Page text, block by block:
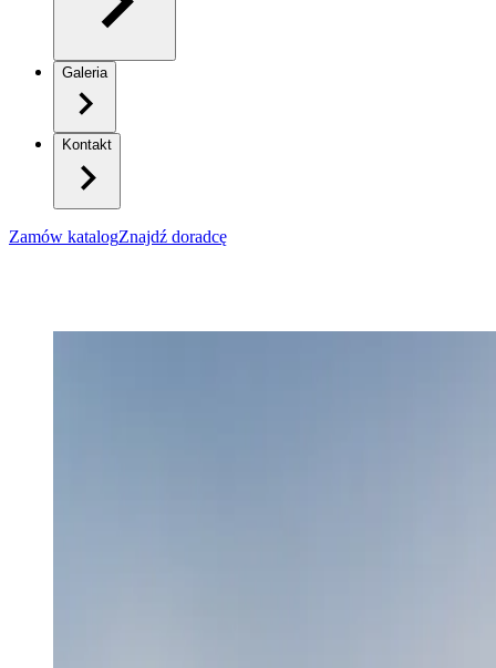
Galeria
Kontakt
Zamów katalogZnajdź doradcę